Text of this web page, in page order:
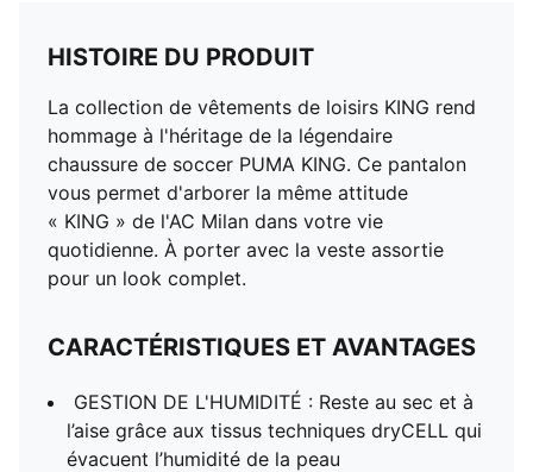
HISTOIRE DU PRODUIT
La collection de vêtements de loisirs KING rend
hommage à l'héritage de la légendaire
chaussure de soccer PUMA KING. Ce pantalon
vous permet d'arborer la même attitude
« KING » de l'AC Milan dans votre vie
quotidienne. À porter avec la veste assortie
pour un look complet.
CARACTÉRISTIQUES ET AVANTAGES
GESTION DE L'HUMIDITÉ : Reste au sec et à
l’aise grâce aux tissus techniques dryCELL qui
évacuent l’humidité de la peau